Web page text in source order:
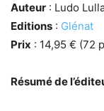
Auteur : Ludo
Editions : Glénat
Prix : 14,95 € (72
Résumé de